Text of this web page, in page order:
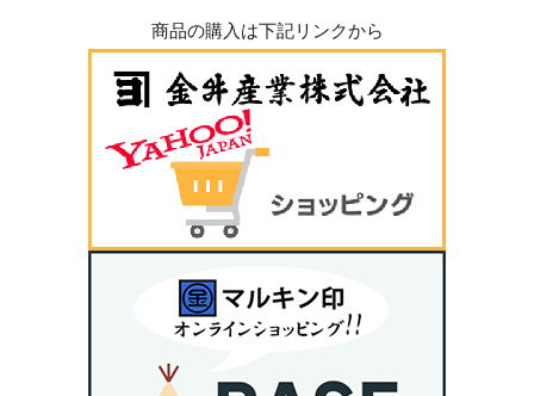
商品の購入は下記リンクから